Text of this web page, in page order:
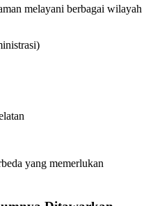
melayani berbagai wilayah
yang memerlukan